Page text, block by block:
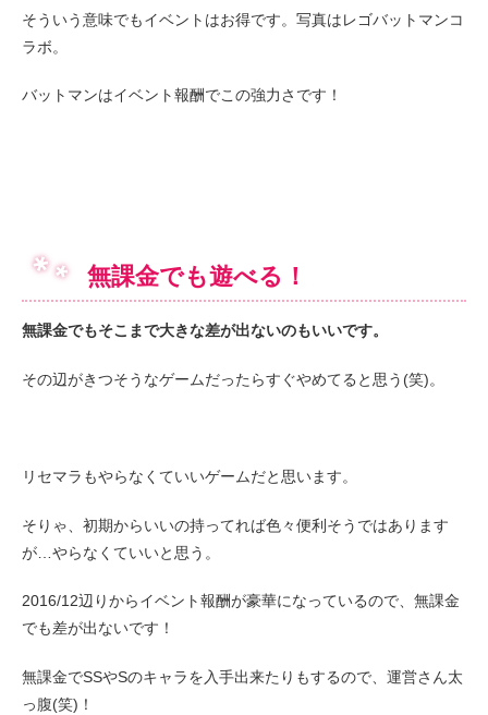
そういう意味でもイベントはお得です。写真はレゴバットマンコ
ラボ。
バットマンはイベント報酬でこの強力さです！
無課金でも遊べる！
無課金でもそこまで大きな差が出ないのもいいです。
その辺がきつそうなゲームだったらすぐやめてると思う(笑)。
リセマラもやらなくていいゲームだと思います。
そりゃ、初期からいいの持ってれば色々便利そうではあります
が…やらなくていいと思う。
2016/12辺りからイベント報酬が豪華になっているので、無課金
でも差が出ないです！
無課金でSSやSのキャラを入手出来たりもするので、運営さん太
っ腹(笑)！